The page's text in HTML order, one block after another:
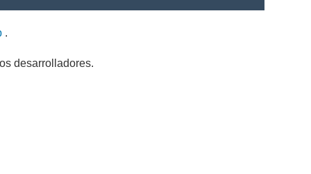
.
desarrolladores.